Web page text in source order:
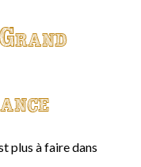
plus à faire dans